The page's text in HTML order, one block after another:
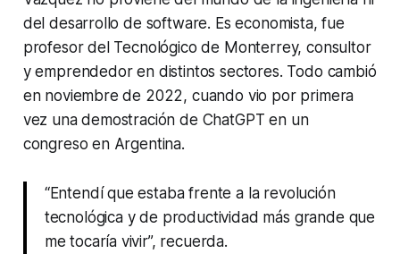
del desarrollo de software. Es economista, fue
profesor del Tecnológico de Monterrey, consultor
y emprendedor en distintos sectores. Todo cambió
en noviembre de 2022, cuando vio por primera
vez una demostración de ChatGPT en un
congreso en Argentina.
“Entendí que estaba frente a la revolución
tecnológica y de productividad más grande que
me tocaría vivir”, recuerda.